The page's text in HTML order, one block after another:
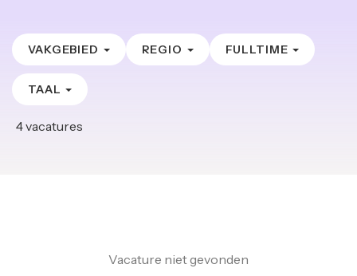
VAKGEBIED REGIO FULLTIME
TAAL
4vacatures
Vacature niet gevonden